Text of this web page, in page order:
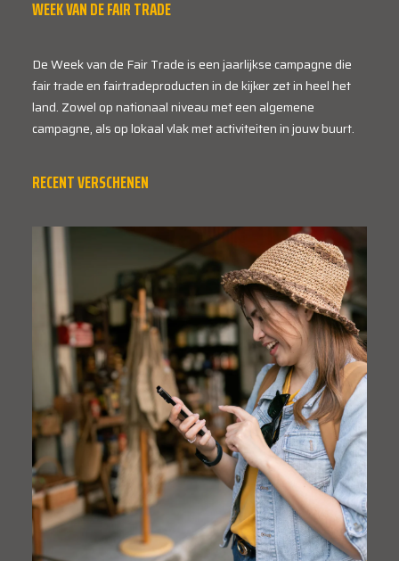
WEEK VAN DE FAIR TRADE
De Week van de Fair Trade is een jaarlijkse campagne die
fair trade en fairtradeproducten in de kijker zet in heel het
land. Zowel op nationaal niveau met een algemene
campagne, als op lokaal vlak met activiteiten in jouw buurt.
RECENT VERSCHENEN